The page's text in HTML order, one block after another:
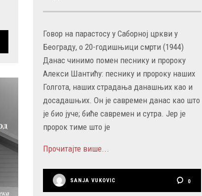
Говор на парастосу у Саборној цркви у
Београду, о 20-годишњици смрти (1944)
Данас чинимо помен песнику и пророку
Алекси Шантићу: песнику и пророку наших
Голгота, наших страдања данашњих као и
досадашњих. Он је савремен данас као што
је био јуче; биће савремен и сутра. Јер је
пророк тиме што је
Прочитајте више...
SANJA VUKOVIC 0